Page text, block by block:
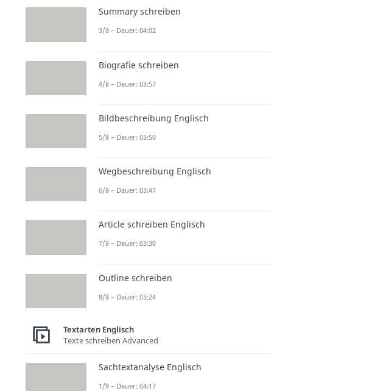
Summary schreiben
3/8 – Dauer: 04:02
Biografie schreiben
4/8 – Dauer: 03:57
Bildbeschreibung Englisch
5/8 – Dauer: 03:50
Wegbeschreibung Englisch
6/8 – Dauer: 03:47
Article schreiben Englisch
7/8 – Dauer: 03:30
Outline schreiben
8/8 – Dauer: 03:24
Textarten Englisch
Texte schreiben Advanced
Sachtextanalyse Englisch
1/9 – Dauer: 04:17